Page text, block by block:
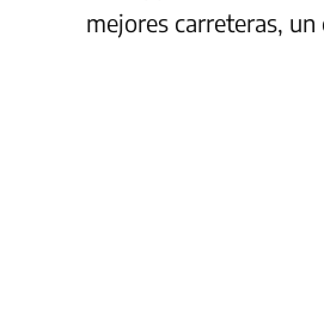
mejores carreteras,